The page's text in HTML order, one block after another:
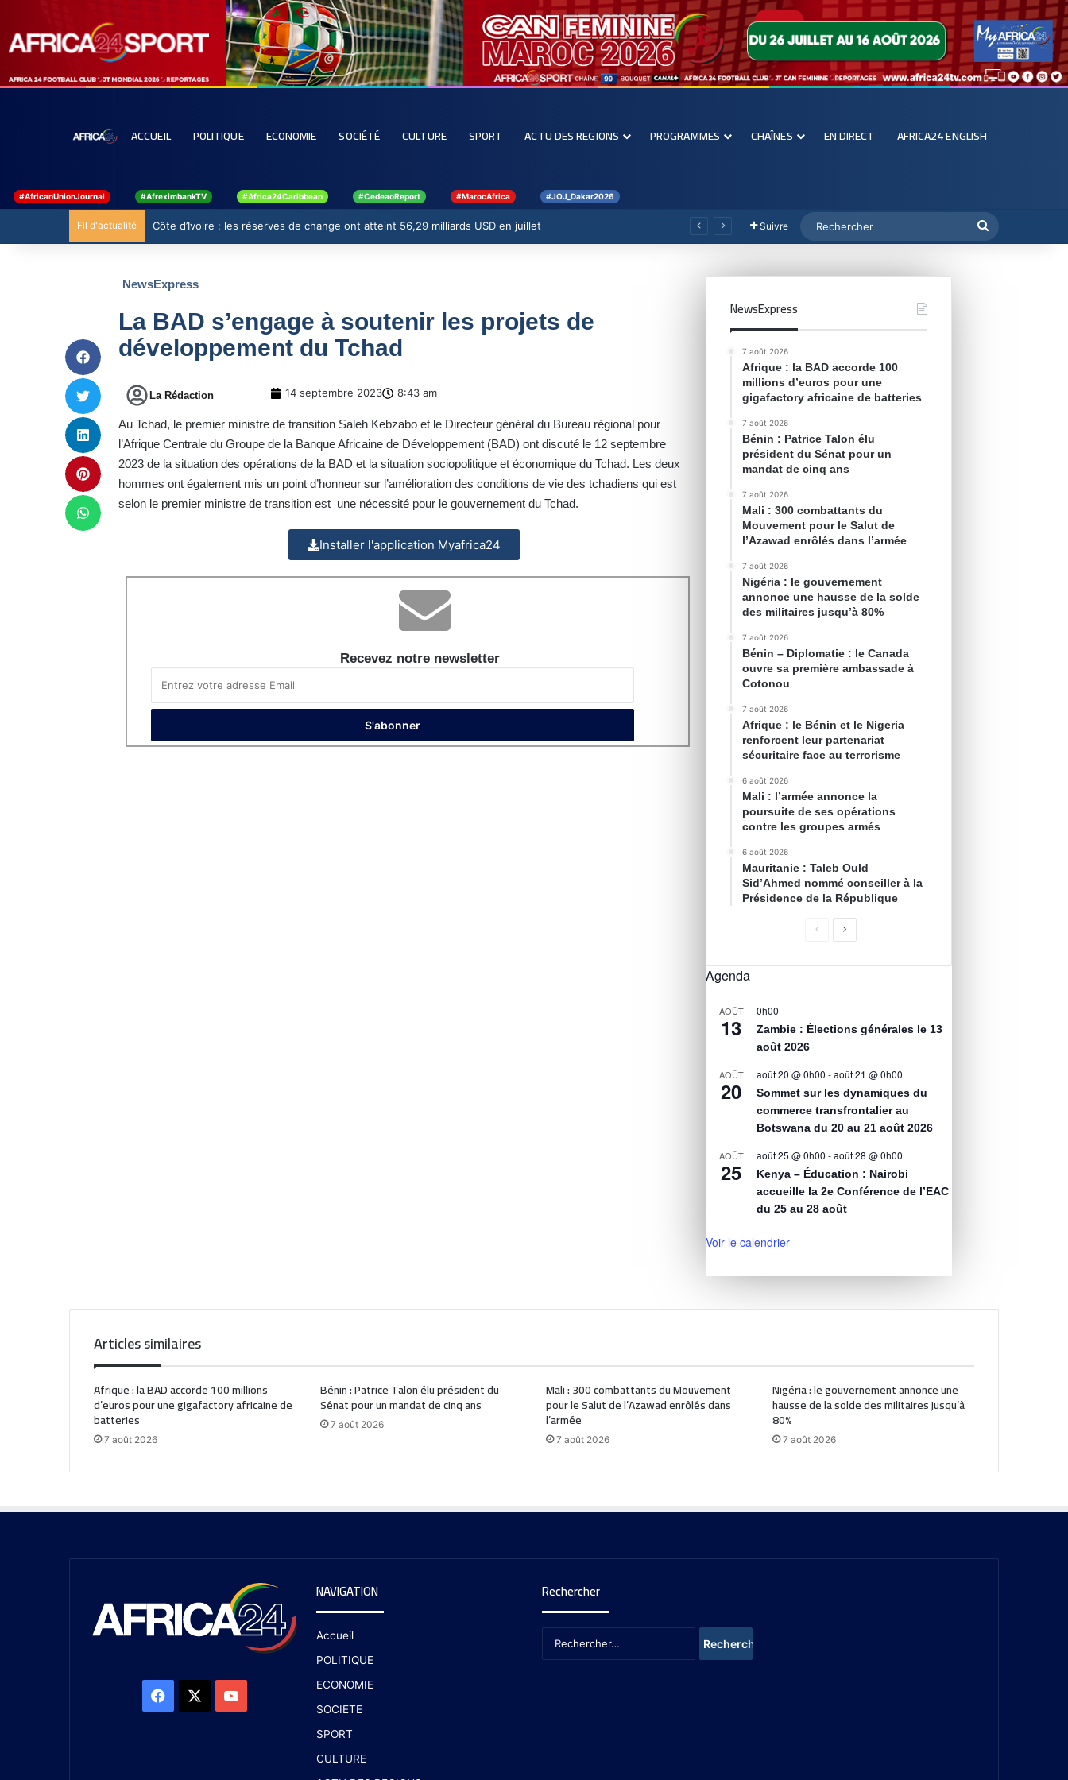
ACCUEIL POLITIQUE ECONOMIE SOCIÉTÉ CULTURE SPORT ACTU DES REGIONS PROGRAMMES CHAÎNES EN DIRECT AFRICA24 ENGLISH
#AfricanUnionJournal #AfreximbankTV #Africa24Caribbean #CedeaoReport #MarocAfrica #JOJ_Dakar2026
Fil d'actualité Côte d’Ivoire : les réserves de change ont atteint 56,29 milliards USD en juillet Suivre
NewsExpress
La BAD s’engage à soutenir les projets de
développement du Tchad
La Rédaction 14 septembre 2023 8:43 am
Au Tchad, le premier ministre de transition Saleh Kebzabo et le Directeur général du Bureau régional pour
l’Afrique Centrale du Groupe de la Banque Africaine de Développement (BAD) ont discuté le 12 septembre
2023 de la situation des opérations de la BAD et la situation sociopolitique et économique du Tchad. Les deux
hommes ont également mis un point d’honneur sur l’amélioration des conditions de vie des tchadiens qui est
selon le premier ministre de transition est une nécessité pour le gouvernement du Tchad.
Installer l'application Myafrica24
Recevez notre newsletter
NewsExpress
7 août 2026
Afrique : la BAD accorde 100
millions d’euros pour une
gigafactory africaine de batteries
7 août 2026
Bénin : Patrice Talon élu
président du Sénat pour un
mandat de cinq ans
7 août 2026
Mali : 300 combattants du
Mouvement pour le Salut de
l’Azawad enrôlés dans l’armée
7 août 2026
Nigéria : le gouvernement
annonce une hausse de la solde
des militaires jusqu’à 80%
7 août 2026
Bénin – Diplomatie : le Canada
ouvre sa première ambassade à
Cotonou
7 août 2026
Afrique : le Bénin et le Nigeria
renforcent leur partenariat
sécuritaire face au terrorisme
6 août 2026
Mali : l’armée annonce la
poursuite de ses opérations
contre les groupes armés
6 août 2026
Mauritanie : Taleb Ould
Sid’Ahmed nommé conseiller à la
Présidence de la République
Agenda
AOÛT
13
0h00
Zambie : Élections générales le 13
août 2026
AOÛT
20
août 20 @ 0h00 -août 21 @ 0h00
Sommet sur les dynamiques du
commerce transfrontalier au
Botswana du 20 au 21 août 2026
AOÛT
25
août 25 @ 0h00 -août 28 @ 0h00
Kenya – Éducation : Nairobi
accueille la 2e Conférence de l’EAC
du 25 au 28 août
Voir le calendrier
Articles similaires
Afrique : la BAD accorde 100 millions
d’euros pour une gigafactory africaine de
batteries
7 août 2026
Bénin : Patrice Talon élu président du
Sénat pour un mandat de cinq ans
7 août 2026
Mali : 300 combattants du Mouvement
pour le Salut de l’Azawad enrôlés dans
l’armée
7 août 2026
Nigéria : le gouvernement annonce une
hausse de la solde des militaires jusqu’à
80%
7 août 2026
NAVIGATION
Accueil
POLITIQUE
ECONOMIE
SOCIETE
SPORT
CULTURE
Rechercher